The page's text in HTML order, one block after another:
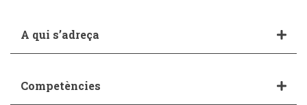
A qui s’adreça
Competències